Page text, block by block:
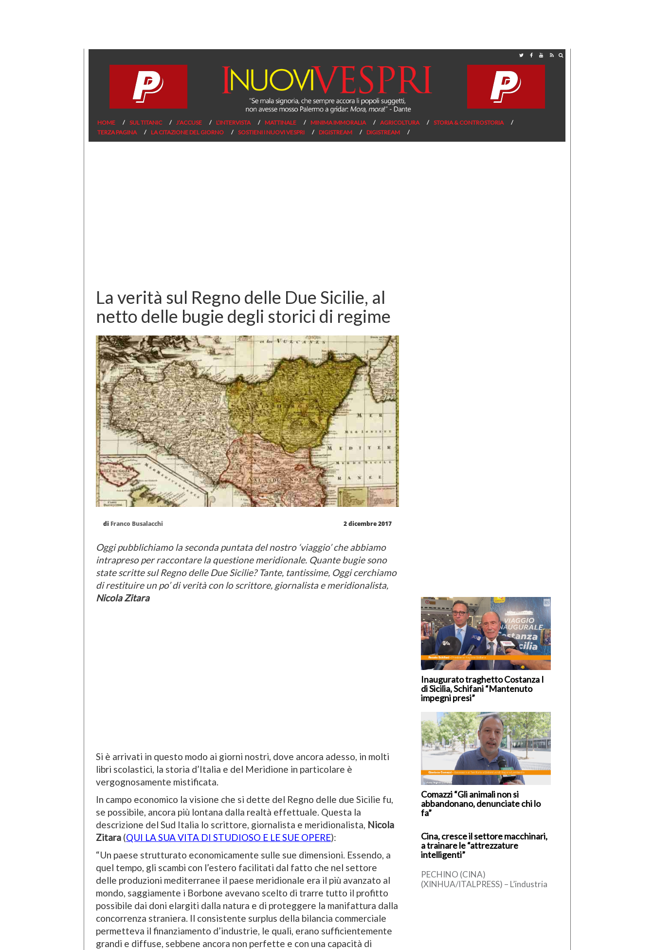
HOME SUL TITANIC J’ACCUSE L’INTERVISTA MATTINALE MINIMA IMMORALIA AGRICOLTURA
STORIA & CONTROSTORIA
TERZA PAGINA
LA CITAZIONE DEL GIORNO SOSTIENI I NUOVI VESPRI DIGISTREAM DIGISTREAM
La verità sul Regno delle Due Sicilie, al
netto delle bugie degli storici di regime
di Franco Busalacchi 2 dicembre 2017
Oggi pubblichiamo la seconda puntata del nostro ‘viaggio’ che abbiamo
intrapreso per raccontare la questione meridionale. Quante bugie sono
state scritte sul Regno delle Due Sicilie? Tante, tantissime, Oggi cerchiamo
di restituire un po’ di verità con lo scrittore, giornalista e meridionalista,
Nicola Zitara
Si è arrivati in questo modo ai giorni nostri, dove ancora adesso, in molti
libri scolastici, la storia d’Italia e del Meridione in particolare è
vergognosamente mistificata.
In campo economico la visione che si dette del Regno delle due Sicilie fu,
se possibile, ancora più lontana dalla realtà effettuale. Questa la
descrizione del Sud Italia lo scrittore, giornalista e meridionalista, Nicola
Zitara (QUI LA SUA VITA DI STUDIOSO E LE SUE OPERE):
“Un paese strutturato economicamente sulle sue dimensioni. Essendo, a
quel tempo, gli scambi con l’estero facilitati dal fatto che nel settore
delle produzioni mediterranee il paese meridionale era il più avanzato al
mondo, saggiamente i Borbone avevano scelto di trarre tutto il profitto
possibile dai doni elargiti dalla natura e di proteggere la manifattura dalla
concorrenza straniera. Il consistente surplus della bilancia commerciale
permetteva il finanziamento d’industrie, le quali, erano sufficientemente
grandi e diffuse, sebbene ancora non perfette e con una capacità di
Inaugurato traghetto Costanza I
di Sicilia, Schifani “Mantenuto
impegni presi”
Comazzi “Gli animali non si
abbandonano, denunciate chi lo
fa”
Cina, cresce il settore macchinari,
a trainare le “attrezzature
intelligenti”
PECHINO (CINA)
(XINHUA/ITALPRESS) – L’industria